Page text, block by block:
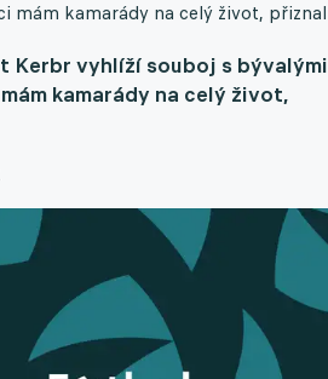
mám kamarády na celý život, přiznal
Kerbr vyhlíží souboj s bývalými
kamarády na celý život,